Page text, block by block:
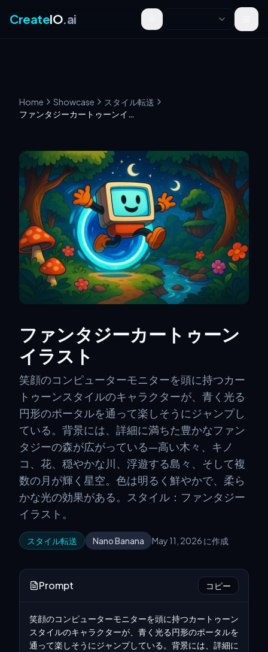
CreateIO.ai Toggle theme
Home Showcase
スタイル転送
ファンタジーカートゥーンイラスト
ファンタジーカートゥーン
イラスト
笑顔のコンピューターモニターを頭に持つカー
トゥーンスタイルのキャラクターが、青く光る
円形のポータルを通って楽しそうにジャンプし
ている。背景には、詳細に満ちた豊かなファン
タジーの森が広がっている—高い木々、キノ
コ、花、穏やかな川、浮遊する島々、そして複
数の月が輝く星空。色は明るく鮮やかで、柔ら
かな光の効果がある。スタイル：ファンタジー
イラスト。
スタイル転送 Nano Banana May 11, 2026 に作成
Prompt コピー
笑顔のコンピューターモニターを頭に持つカートゥーン
スタイルのキャラクターが、青く光る円形のポータルを
通って楽しそうにジャンプしている。背景には、詳細に